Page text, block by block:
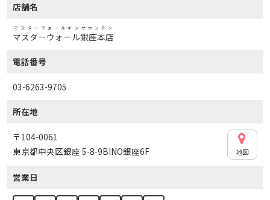
店舗名
マスターウォール銀座本店
マスターウォールギンザホンテン
電話番号
03-6263-9705
所在地
〒104-0061
東京都中央区銀座 5-8-9BINO銀座6F
地図
営業日